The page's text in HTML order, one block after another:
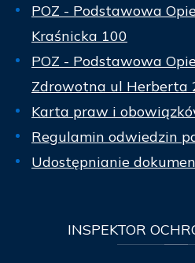
POZ - Podstawowa
Kraśnicka 100
POZ - Podstawowa
Zdrowotna ul Herberta
Karta praw i
Regulamin odwiedzin
Udostępnianie
INSPEKTOR